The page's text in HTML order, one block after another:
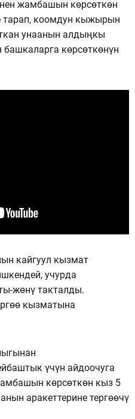
жамбашын көрсөткөн
тарап, коомдун кыжырын
унаанын алдыңкы
көрсөткөнүн
кайгуул кызмат
учурда
жөнү такталды.
кызматына
үчүн айдоочуга
көрсөткөн кыз 5
аракеттерине тергөөчү